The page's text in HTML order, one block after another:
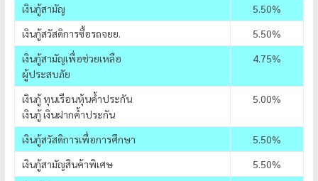
เงินกู้สามัญ
5.50%
เงินกู้สวัสดิการซื้อรถจยย.
5.50%
เงินกู้สามัญเพื่อช่วยเหลือ
ผู้ประสบภัย
4.75%
เงินกู้ ทุนเรือนหุ้นค้ำประกัน
เงินกู้ เงินฝากค้ำประกัน
5.00%
เงินกู้สวัสดิการเพื่อการศึกษา
5.50%
เงินกู้สามัญสินค้าพิเศษ
5.50%